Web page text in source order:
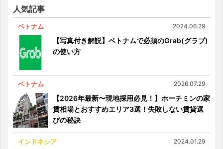
人気記事
ベトナム 2024.06.29
【写真付き解説】ベトナムで必須のGrab(グラブ)
の使い方
ベトナム 2026.07.29
【2026年最新〜現地採用必見！】ホーチミンの家
賃相場とおすすめエリア3選！失敗しない賃貸選
びの秘訣
インドネシア 2024.01.29